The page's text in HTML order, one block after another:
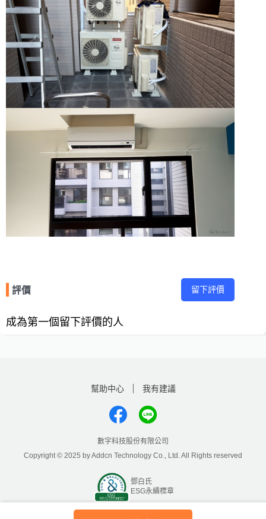
評價 留下評價
成為第一個留下評價的人
幫助中心 我有建議
數字科技股份有限公司
Copyright © 2025 by Addcn Technology Co., Ltd. All Rights reserved
鄧白氏
ESG永續標章